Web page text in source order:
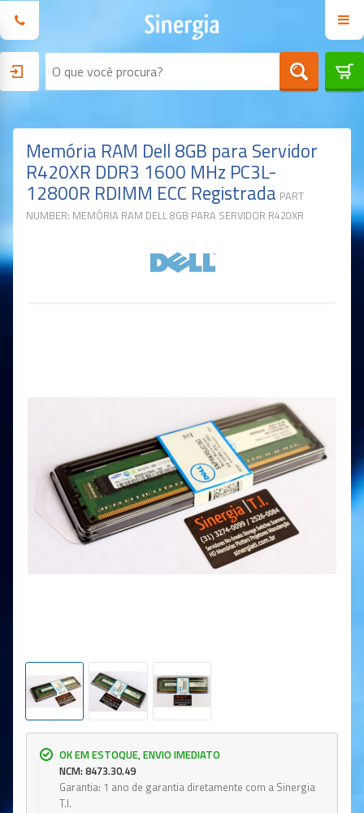
Memória RAM Dell 8GB para Servidor
R420XR DDR3 1600 MHz PC3L-
12800R RDIMM ECC Registrada PART
NUMBER: MEMÓRIA RAM DELL 8GB PARA SERVIDOR R420XR
OK EM ESTOQUE, ENVIO IMEDIATO
NCM: 8473.30.49
Garantia: 1 ano de garantia diretamente com a Sinergia
T.I.